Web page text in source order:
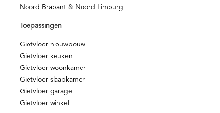
Noord Brabant & Noord Limburg
Toepassingen
Gietvloer nieuwbouw
Gietvloer keuken
Gietvloer woonkamer
Gietvloer slaapkamer
Gietvloer garage
Gietvloer winkel